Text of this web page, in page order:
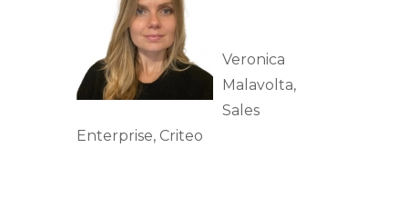
Veronica
Malavolta,
Sales
Enterprise, Criteo